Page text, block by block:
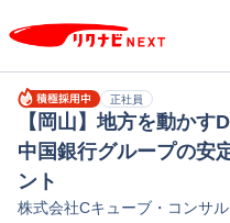
正社員
【岡山】地方を動かす
中国銀行グループの安
ント
株式会社Cキューブ・コンサ